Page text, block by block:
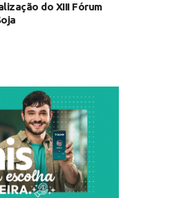
do XIII Fórum